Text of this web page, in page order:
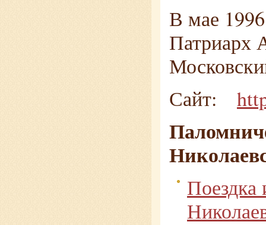
В мае
Патриарх
Сайт:
Поездка